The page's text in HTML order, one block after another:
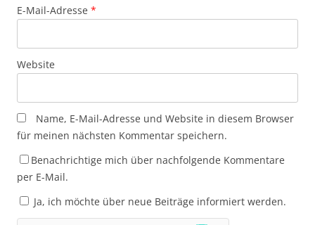
E-Mail-Adresse *
Website
Name, E-Mail-Adresse und Website in diesem Browser
für meinen nächsten Kommentar speichern.
Benachrichtige mich über nachfolgende Kommentare
per E-Mail.
Ja, ich möchte über neue Beiträge informiert werden.